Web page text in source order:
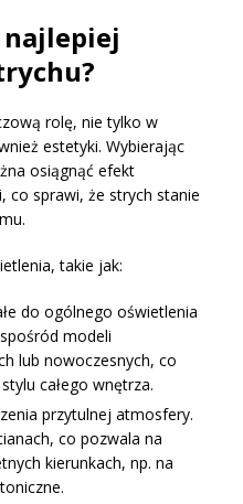
rolę, nie tylko w
estetyki. Wybierając
osiągnąć efekt
co sprawi, że strych stanie
takie jak:
do ogólnego oświetlenia
modeli
lub nowoczesnych, co
całego wnętrza.
przytulnej atmosfery.
co pozwala na
kierunkach, np. na